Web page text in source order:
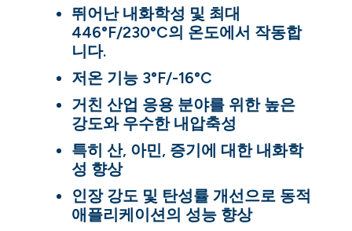
뛰어난 내화학성 및 최대
446°F/230°C의 온도에서 작동합
니다.
저온 기능 3°F/-16°C
거친 산업 응용 분야를 위한 높은
강도와 우수한 내압축성
특히 산, 아민, 증기에 대한 내화학
성 향상
인장 강도 및 탄성률 개선으로 동적
애플리케이션의 성능 향상